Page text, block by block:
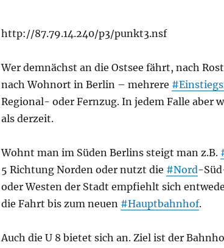
http://87.79.14.240/p3/punkt3.nsf
Wer demnächst an die Ostsee fährt, nach
nach Wohnort in Berlin – mehrere
Regional- oder Fernzug. In jedem Falle aber
als derzeit.
Wohnt man im Süden Berlins steigt man z.B.
5 Richtung Norden oder nutzt die #Nord-
oder Westen der Stadt empfiehlt sich
die Fahrt bis zum neuen #Hauptbahnhof.
Auch die U 8 bietet sich an. Ziel ist der